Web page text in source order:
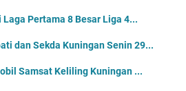
Pertama 8 Besar Liga 4...
dan Sekda Kuningan Senin 29...
Samsat Keliling Kuningan ...